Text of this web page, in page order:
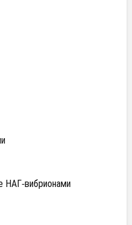
НАГ-вибрионами